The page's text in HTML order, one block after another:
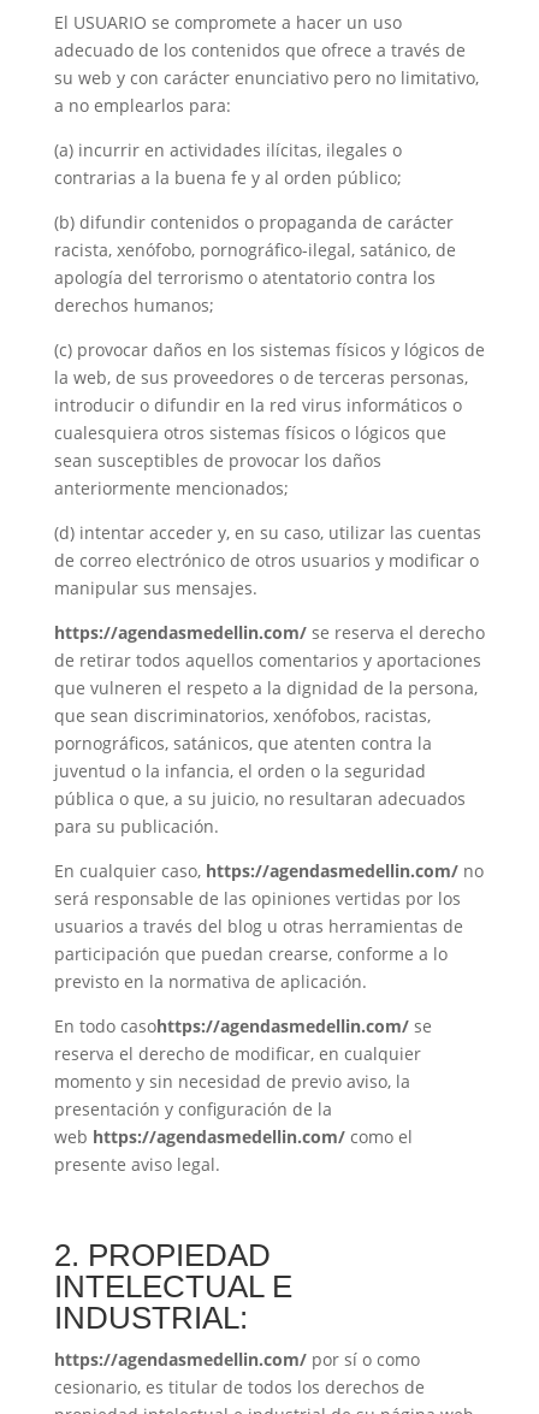
El USUARIO se compromete a hacer un uso
adecuado de los contenidos que ofrece a través de
su web y con carácter enunciativo pero no limitativo,
a no emplearlos para:
(a) incurrir en actividades ilícitas, ilegales o
contrarias a la buena fe y al orden público;
(b) difundir contenidos o propaganda de carácter
racista, xenófobo, pornográfico-ilegal, satánico, de
apología del terrorismo o atentatorio contra los
derechos humanos;
(c) provocar daños en los sistemas físicos y lógicos de
la web, de sus proveedores o de terceras personas,
introducir o difundir en la red virus informáticos o
cualesquiera otros sistemas físicos o lógicos que
sean susceptibles de provocar los daños
anteriormente mencionados;
(d) intentar acceder y, en su caso, utilizar las cuentas
de correo electrónico de otros usuarios y modificar o
manipular sus mensajes.
https://agendasmedellin.com/se reserva el derecho
de retirar todos aquellos comentarios y aportaciones
que vulneren el respeto a la dignidad de la persona,
que sean discriminatorios, xenófobos, racistas,
pornográficos, satánicos, que atenten contra la
juventud o la infancia, el orden o la seguridad
pública o que, a su juicio, no resultaran adecuados
para su publicación.
En cualquier caso, https://agendasmedellin.com/no
será responsable de las opiniones vertidas por los
usuarios a través del blog u otras herramientas de
participación que puedan crearse, conforme a lo
previsto en la normativa de aplicación.
En todo casohttps://agendasmedellin.com/se
reserva el derecho de modificar, en cualquier
momento y sin necesidad de previo aviso, la
presentación y configuración de la
web https://agendasmedellin.com/como el
presente aviso legal.
2. PROPIEDAD
INTELECTUAL E
INDUSTRIAL:
https://agendasmedellin.com/por sí o como
cesionario, es titular de todos los derechos de